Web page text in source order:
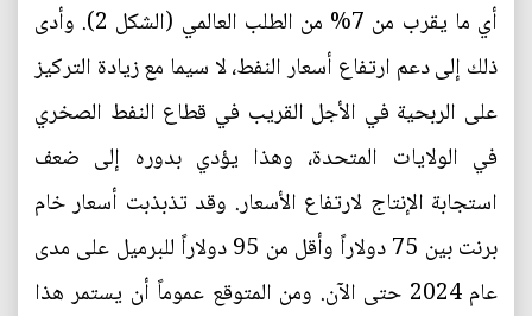
أي ما يقرب من 7% من الطلب العالمي (الشكل 2). وأدى
ذلك إلى دعم ارتفاع أسعار النفط، لا سيما مع زيادة التركيز
على الربحية في الأجل القريب في قطاع النفط الصخري
في الولايات المتحدة، وهذا يؤدي بدوره إلى ضعف
استجابة الإنتاج لارتفاع الأسعار. وقد تذبذبت أسعار خام
برنت بين 75 دولاراً وأقل من 95 دولاراً للبرميل على مدى
عام 2024 حتى الآن. ومن المتوقع عموماً أن يستمر هذا